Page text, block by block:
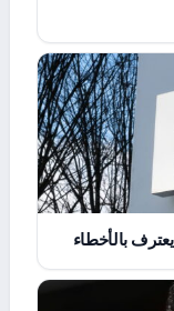
يعترف بالأخطاء